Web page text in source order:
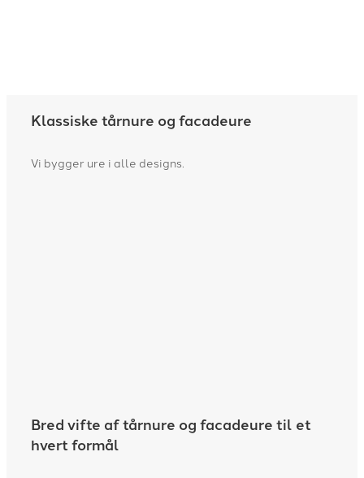
Klassiske tårnure og facadeure
Vi bygger ure i alle designs.
Bred vifte af tårnure og facadeure til et
hvert formål